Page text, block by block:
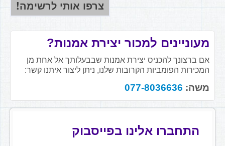
מעוניינים למכור יצירת אמנות?
אם ברצונך להכניס יצירת אמנות שבבעלותך אל אחת מן
המכירות הפומביות הקרובות שלנו, ניתן ליצור איתנו קשר:
משה: 077-8036636
התחברו אלינו בפייסבוק